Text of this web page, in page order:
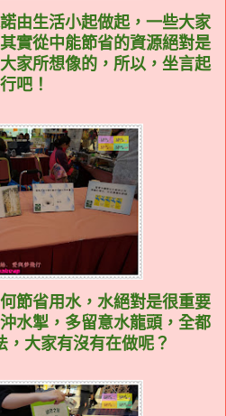
由生活小起做起，一些大家
實從中能節省的資源絕對是
家所想像的，所以，坐言起
行吧！
節省用水，水絕對是很重要
水掣，多留意水龍頭，全都
，大家有沒有在做呢？